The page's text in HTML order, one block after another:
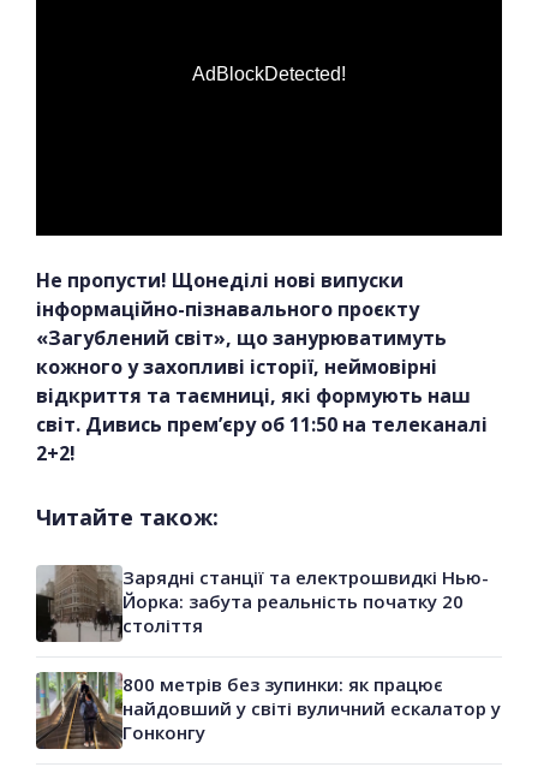
AdBlockDetected!
Не пропусти! Щонеділі нові випуски
інформаційно-пізнавального проєкту
«Загублений світ», що занурюватимуть
кожного у захопливі історії, неймовірні
відкриття та таємниці, які формують наш
світ. Дивись прем’єру об 11:50 на телеканалі
2+2!
Читайте також:
Зарядні станції та електрошвидкі Нью-
Йорка: забута реальність початку 20
століття
800 метрів без зупинки: як працює
найдовший у світі вуличний ескалатор у
Гонконгу